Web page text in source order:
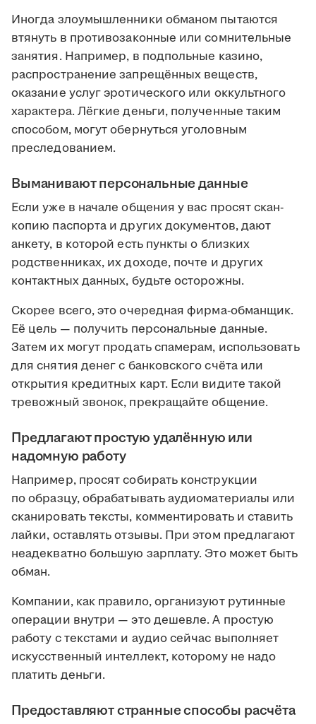
Иногда злоумышленники обманом пытаются
втянуть в противозаконные или сомнительные
занятия. Например, в подпольные казино,
распространение запрещённых веществ,
оказание услуг эротического или оккультного
характера. Лёгкие деньги, полученные таким
способом, могут обернуться уголовным
преследованием.
Выманивают персональные данные
Если уже в начале общения у вас просят скан-
копию паспорта и других документов, дают
анкету, в которой есть пункты о близких
родственниках, их доходе, почте и других
контактных данных, будьте осторожны.
Скорее всего, это очередная фирма-обманщик.
Её цель — получить персональные данные.
Затем их могут продать спамерам, использовать
для снятия денег с банковского счёта или
открытия кредитных карт. Если видите такой
тревожный звонок, прекращайте общение.
Предлагают простую удалённую или
надомную работу
Например, просят собирать конструкции
по образцу, обрабатывать аудиоматериалы или
сканировать тексты, комментировать и ставить
лайки, оставлять отзывы. При этом предлагают
неадекватно большую зарплату. Это может быть
обман.
Компании, как правило, организуют рутинные
операции внутри — это дешевле. А простую
работу с текстами и аудио сейчас выполняет
искусственный интеллект, которому не надо
платить деньги.
Предоставляют странные способы расчёта